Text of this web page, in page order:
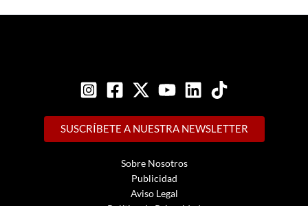
SUSCRÍBETE A NUESTRA NEWSLETTER
Sobre Nosotros
Publicidad
Aviso Legal